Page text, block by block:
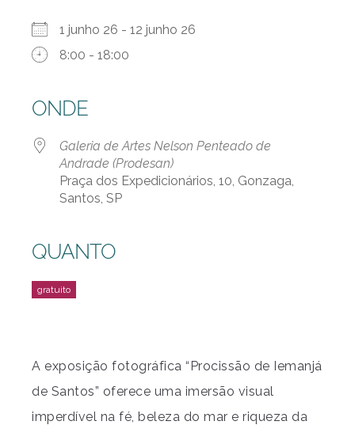
1 junho 26 - 12 junho 26
8:00 - 18:00
ONDE
Galeria de Artes Nelson Penteado de
Andrade (Prodesan)
Praça dos Expedicionários, 10, Gonzaga,
Santos, SP
QUANTO
A exposição fotográfica “Procissão de Iemanjá
de Santos” oferece uma imersão visual
imperdível na fé, beleza do mar e riqueza da